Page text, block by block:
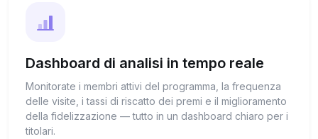
Dashboard di analisi in tempo reale
Monitorate i membri attivi del programma, la frequenza
delle visite, i tassi di riscatto dei premi e il miglioramento
della fidelizzazione — tutto in un dashboard chiaro per i
titolari.